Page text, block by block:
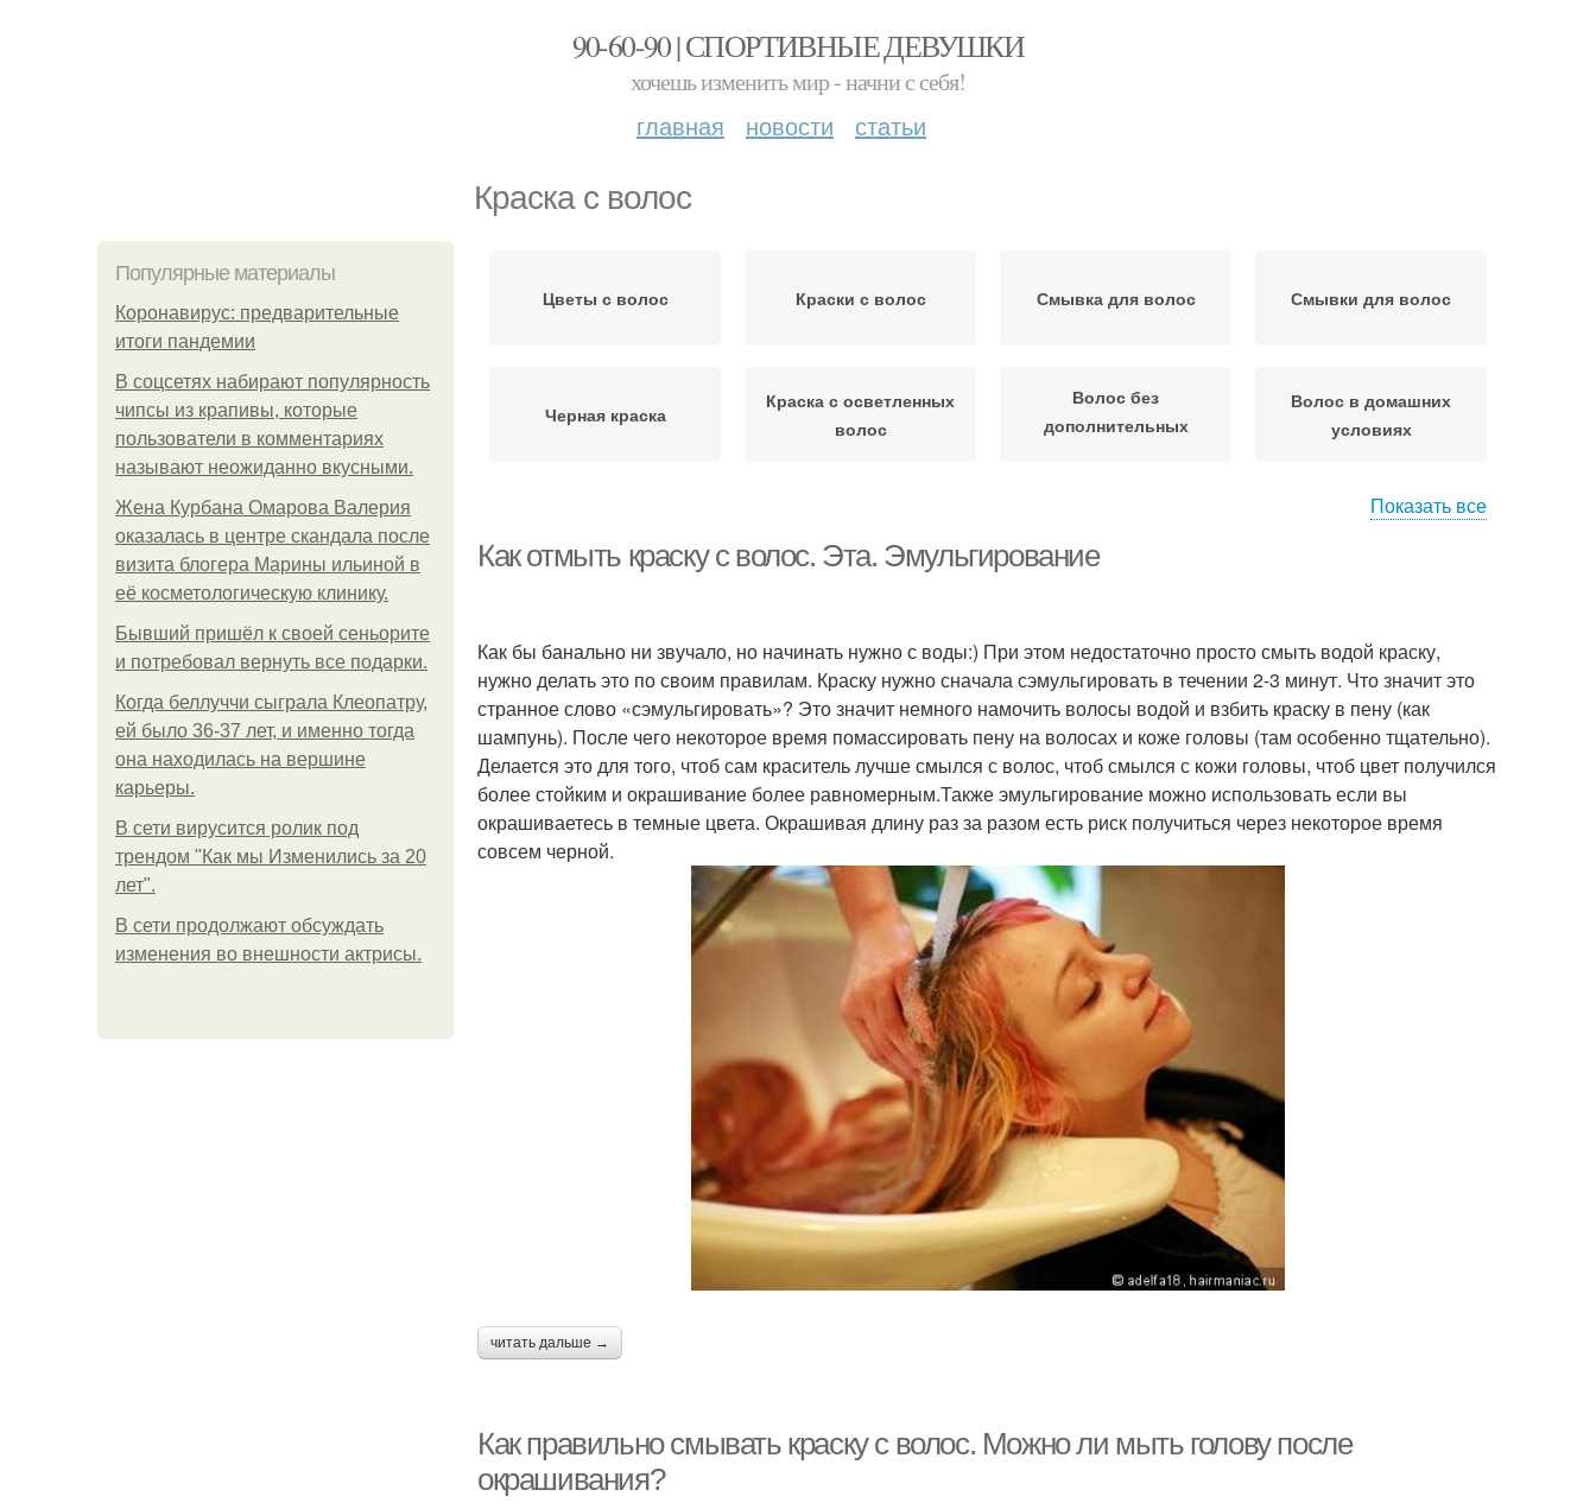
90-60-90 | СПОРТИВНЫЕ ДЕВУШКИ
хочешь изменить мир - начни с себя!
главная новости статьи
Краска с волос
Популярные материалы
Коронавирус: предварительные
итоги пандемии
В соцсетях набирают популярность
чипсы из крапивы, которые
пользователи в комментариях
называют неожиданно вкусными.
Жена Курбана Омарова Валерия
оказалась в центре скандала после
визита блогера Марины ильиной в
её косметологическую клинику.
Бывший пришёл к своей сеньорите
и потребовал вернуть все подарки.
Когда беллуччи сыграла Клеопатру,
ей было 36-37 лет, и именно тогда
она находилась на вершине
карьеры.
В сети вирусится ролик под
трендом "Как мы Изменились за 20
лет".
В сети продолжают обсуждать
изменения во внешности актрисы.
Цветы с волос Краски с волос Смывка для волос Смывки для волос
Черная краска
Краска с осветленных
волос
Волос без
дополнительных
Волос в домашних
условиях
Хна с волос Черные волосы Волос в цвет
Показать все
Как отмыть краску с волос. Эта. Эмульгирование
Как бы банально ни звучало, но начинать нужно с воды:) При этом недостаточно просто смыть водой краску,
нужно делать это по своим правилам. Краску нужно сначала сэмульгировать в течении 2-3 минут. Что значит это
странное слово «сэмульгировать»? Это значит немного намочить волосы водой и взбить краску в пену (как
шампунь). После чего некоторое время помассировать пену на волосах и коже головы (там особенно тщательно).
Делается это для того, чтоб сам краситель лучше смылся с волос, чтоб смылся с кожи головы, чтоб цвет получился
более стойким и окрашивание более равномерным.Также эмульгирование можно использовать если вы
окрашиваетесь в темные цвета. Окрашивая длину раз за разом есть риск получиться через некоторое время
совсем черной.
читать дальше →
Как правильно смывать краску с волос. Можно ли мыть голову после
окрашивания?